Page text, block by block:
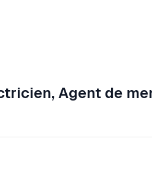
Agent de